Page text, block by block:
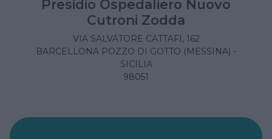
Presidio Ospedaliero Nuovo
Cutroni Zodda
VIA SALVATORE CATTAFI, 162
BARCELLONA POZZO DI GOTTO (MESSINA) -
SICILIA
98051